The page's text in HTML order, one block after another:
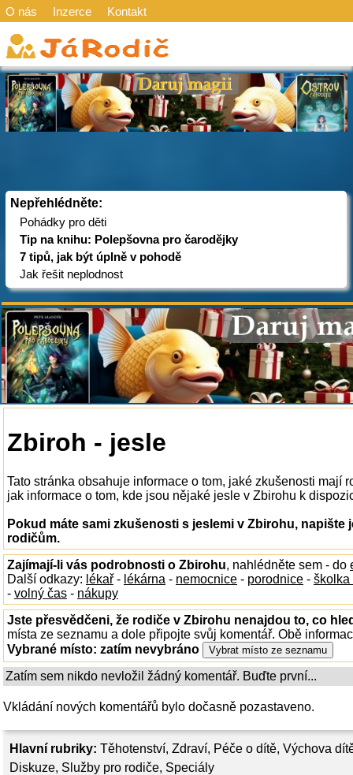
O nás Inzerce Kontakt
Nepřehlédněte:
Pohádky pro děti
Tip na knihu: Polepšovna pro čarodějky
7 tipů, jak být úplně v pohodě
Jak řešit neplodnost
Hlavní rubriky: Těhotenství, Zdraví, Péče o dítě, Výchova
Diskuze, Služby pro rodiče, Speciály
Zbiroh - jesle
Tato stránka obsahuje informace o tom, jaké zkušenosti mají
jak informace o tom, kde jsou nějaké jesle v Zbirohu k
Pokud máte sami zkušenosti s jeslemi v Zbirohu, napište
rodičům.
Zajímají-li vás podrobnosti o Zbirohu, nahlédněte sem - do
Další odkazy: lékař - lékárna - nemocnice - porodnice - školka
- volný čas - nákupy
Jste přesvědčeni, že rodiče v Zbirohu nenajdou to, co
místa ze seznamu a dole připojte svůj komentář. Obě
Vybrané místo: zatím nevybráno
Zatím sem nikdo nevložil žádný komentář. Buďte první...
Vkládání nových komentářů bylo dočasně pozastaveno.